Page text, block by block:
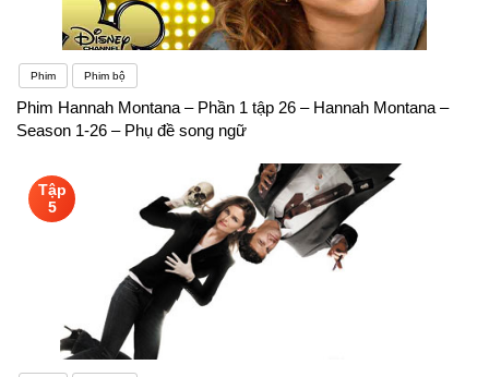
Phim Phim bộ
Phim Hannah Montana – Phần 1 tập 26 – Hannah Montana –
Season 1-26 – Phụ đề song ngữ
Tập
5